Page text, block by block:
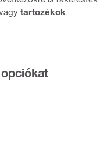
tartozékok